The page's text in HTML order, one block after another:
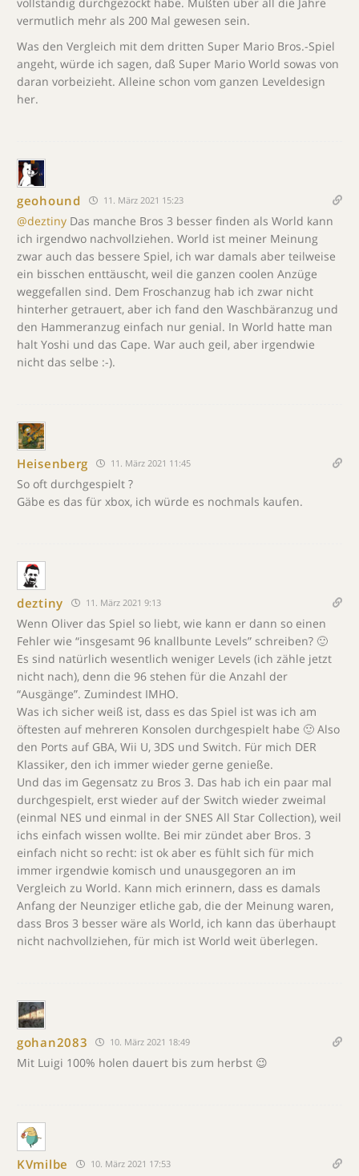
vermutlich mehr als 200 Mal gewesen sein.
Was den Vergleich mit dem dritten Super Mario Bros.-Spiel
angeht, würde ich sagen, daß Super Mario World sowas von
daran vorbeizieht. Alleine schon vom ganzen Leveldesign
her.
geohound 11. März 2021 15:23
@deztiny Das manche Bros 3 besser finden als World kann
ich irgendwo nachvollziehen. World ist meiner Meinung
zwar auch das bessere Spiel, ich war damals aber teilweise
ein bisschen enttäuscht, weil die ganzen coolen Anzüge
weggefallen sind. Dem Froschanzug hab ich zwar nicht
hinterher getrauert, aber ich fand den Waschbäranzug und
den Hammeranzug einfach nur genial. In World hatte man
halt Yoshi und das Cape. War auch geil, aber irgendwie
nicht das selbe :-).
Heisenberg 11. März 2021 11:45
So oft durchgespielt ?
Gäbe es das für xbox, ich würde es nochmals kaufen.
deztiny 11. März 2021 9:13
Wenn Oliver das Spiel so liebt, wie kann er dann so einen
Fehler wie “insgesamt 96 knallbunte Levels” schreiben? 🙂
Es sind natürlich wesentlich weniger Levels (ich zähle jetzt
nicht nach), denn die 96 stehen für die Anzahl der
“Ausgänge”. Zumindest IMHO.
Was ich sicher weiß ist, dass es das Spiel ist was ich am
öftesten auf mehreren Konsolen durchgespielt habe 🙂 Also
den Ports auf GBA, Wii U, 3DS und Switch. Für mich DER
Klassiker, den ich immer wieder gerne genieße.
Und das im Gegensatz zu Bros 3. Das hab ich ein paar mal
durchgespielt, erst wieder auf der Switch wieder zweimal
(einmal NES und einmal in der SNES All Star Collection), weil
ichs einfach wissen wollte. Bei mir zündet aber Bros. 3
einfach nicht so recht: ist ok aber es fühlt sich für mich
immer irgendwie komisch und unausgegoren an im
Vergleich zu World. Kann mich erinnern, dass es damals
Anfang der Neunziger etliche gab, die der Meinung waren,
dass Bros 3 besser wäre als World, ich kann das überhaupt
nicht nachvollziehen, für mich ist World weit überlegen.
gohan2083 10. März 2021 18:49
Mit Luigi 100% holen dauert bis zum herbst 😉
KVmilbe 10. März 2021 17:53